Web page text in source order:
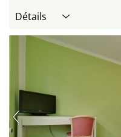
Détails